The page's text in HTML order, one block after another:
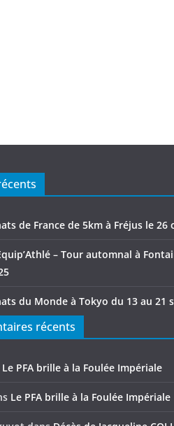
de France de 5km à Fréjus le 26
– Tour automnal à
du Monde à Tokyo du 13 au 21
récents
Le PFA brille à la Foulée Impériale
Le PFA brille à la Foulée Impériale